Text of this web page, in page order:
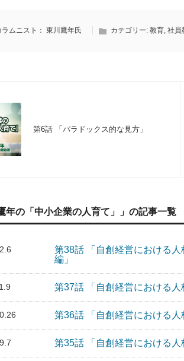
ラムニスト： 東川鷹年氏 カテゴリー: 教育, 社員
第6話 「パラドックス的な見方」
年の「中小企業の人育て」」の記事一覧
第38話 「自創経営における
編」
第37話 「自創経営における
第36話 「自創経営における
第35話 「自創経営における